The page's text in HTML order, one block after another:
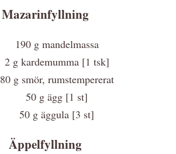
Mazarinfyllning
190 g mandelmassa
2 g kardemumma [1 tsk]
80 g smör, rumstempererat
50 g ägg [1 st]
50 g äggula [3 st]
Äppelfyllning